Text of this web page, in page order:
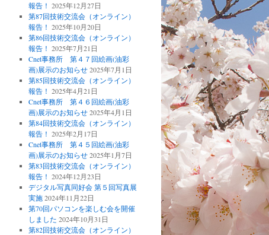
報告！ 2025年12月27日
第87回技術交流会（オンライン）
報告！ 2025年10月20日
第86回技術交流会（オンライン）
報告！ 2025年7月21日
Cnet事務所 第４７回絵画(油彩
画)展示のお知らせ 2025年7月1日
第85回技術交流会（オンライン）
報告！ 2025年4月21日
Cnet事務所 第４６回絵画(油彩
画)展示のお知らせ 2025年4月1日
第84回技術交流会（オンライン）
報告！ 2025年2月17日
Cnet事務所 第４５回絵画(油彩
画)展示のお知らせ 2025年1月7日
第83回技術交流会（オンライン）
報告！ 2024年12月23日
デジタル写真同好会 第５回写真展
実施 2024年11月22日
第70回パソコンを楽しむ会を開催
しました 2024年10月31日
第82回技術交流会（オンライン）